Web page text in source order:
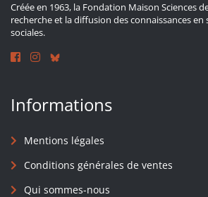
Créée en 1963, la Fondation Maison Sciences
recherche et la diffusion des connaissances en
sociales.
Informations
Mentions légales
Conditions générales de ventes
Qui sommes-nous